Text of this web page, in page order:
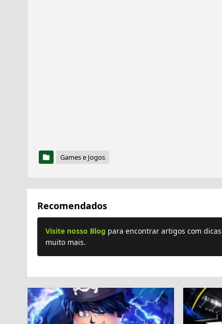
Games e Jogos
Recomendados
Visite nosso Blog para encontrar artigos com
muito mais.